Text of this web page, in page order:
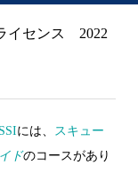
イセンス 2022
には、 スキュー
ドのコースがあり